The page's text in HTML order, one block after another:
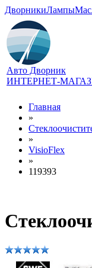
ДворникиЛампы
Авто Дворник
ИНТЕРНЕТ-
Главная
»
»
VisioFlex
»
119393